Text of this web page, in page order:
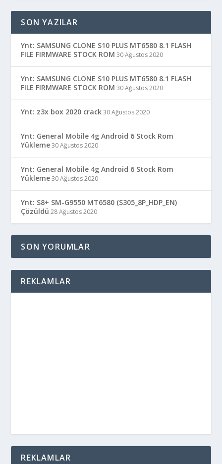
SON YAZILAR
Ynt: SAMSUNG CLONE S10 PLUS MT6580 8.1 FLASH
FILE FIRMWARE STOCK ROM 30 Ağustos 2020
Ynt: SAMSUNG CLONE S10 PLUS MT6580 8.1 FLASH
FILE FIRMWARE STOCK ROM 30 Ağustos 2020
Ynt: z3x box 2020 crack 30 Ağustos 2020
Ynt: General Mobile 4g Android 6 Stock Rom
Yükleme 30 Ağustos 2020
Ynt: General Mobile 4g Android 6 Stock Rom
Yükleme 30 Ağustos 2020
Ynt: S8+ SM-G9550 MT6580 (S305_8P_HDP_EN)
Çözüldü 28 Ağustos 2020
SON YORUMLAR
REKLAMLAR
REKLAMLAR